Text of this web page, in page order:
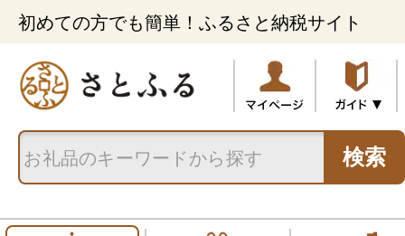
初めての方でも簡単！ふるさと納税サイト
検索